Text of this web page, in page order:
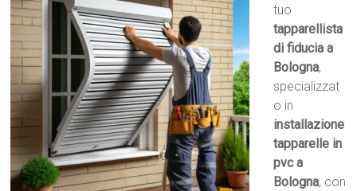
tuo
tapparellista
di fiducia a
Bologna,
specializzat
o in
installazione
tapparelle in
pvc a
Bologna, con